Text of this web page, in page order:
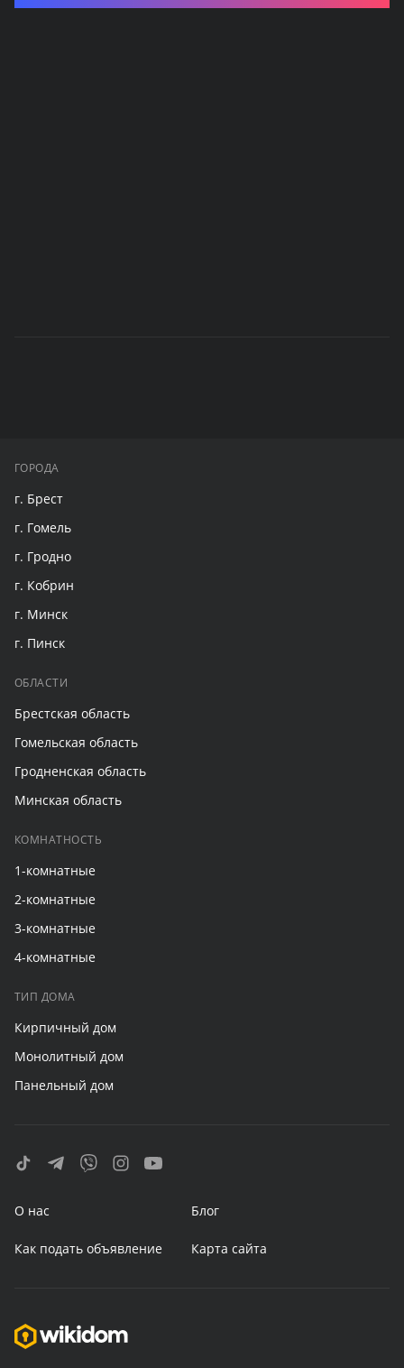
ГОРОДА
г. Брест
г. Гомель
г. Гродно
г. Кобрин
г. Минск
г. Пинск
ОБЛАСТИ
Брестская область
Гомельская область
Гродненская область
Минская область
КОМНАТНОСТЬ
1-комнатные
2-комнатные
3-комнатные
4-комнатные
ТИП ДОМА
Кирпичный дом
Монолитный дом
Панельный дом
О нас Блог
Как подать объявление Карта сайта